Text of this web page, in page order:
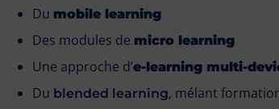
Du mobile learning
Des modules de micro learning
Une approche d’e-learning multi-
Du blended learning, mélant